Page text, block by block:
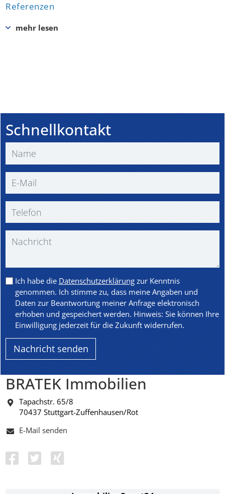
Referenzen
Schnellkontakt
Ich habe dieDatenschutzerklärungzur Kenntnis
genommen. Ich stimme zu, dass meine Angaben und
Daten zur Beantwortung meiner Anfrage elektronisch
erhoben und gespeichert werden. Hinweis: Sie können Ihre
Einwilligung jederzeit für die Zukunft widerrufen.
BRATEK Immobilien
Tapachstr. 65/8
70437 Stuttgart-Zuffenhausen/Rot
E-Mail senden